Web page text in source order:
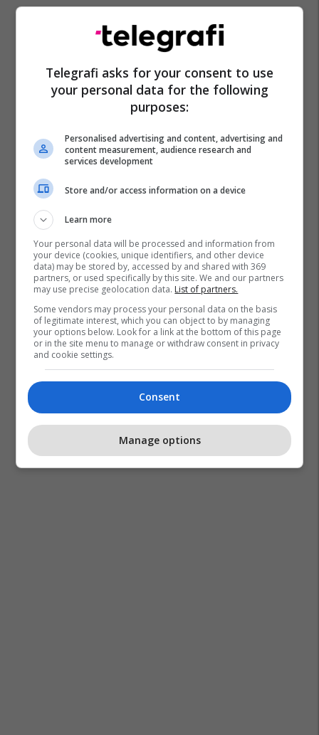
Telegrafi asks for your consent to use
your personal data for the following
purposes:
Personalised advertising and content, advertising and
content measurement, audience research and
services development
Store and/or access information on a device
Learn more
Your personal data will be processed and information from
your device (cookies, unique identifiers, and other device
data) may be stored by, accessed by and shared with 369
partners, or used specifically by this site. We and our partners
may use precise geolocation data. List of partners.
Some vendors may process your personal data on the basis
of legitimate interest, which you can object to by managing
your options below. Look for a link at the bottom of this page
or in the site menu to manage or withdraw consent in privacy
and cookie settings.
Consent
Manage options